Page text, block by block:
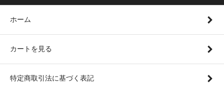
ホーム
カートを見る
特定商取引法に基づく表記